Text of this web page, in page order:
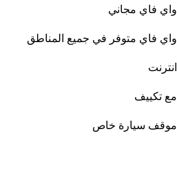
واي فاي مجاني
واي فاي متوفر في جميع المناطق
انترنت
مع تكييف
موقف سيارة خاص